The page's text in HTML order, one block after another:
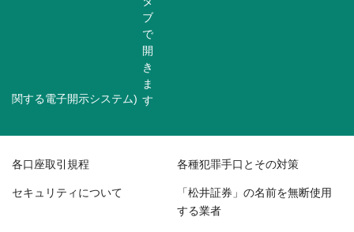
関する電子開示システム)
各口座取引規程 各種犯罪手口とその対策
セキュリティについて 「松井証券」の名前を無断使用
する業者